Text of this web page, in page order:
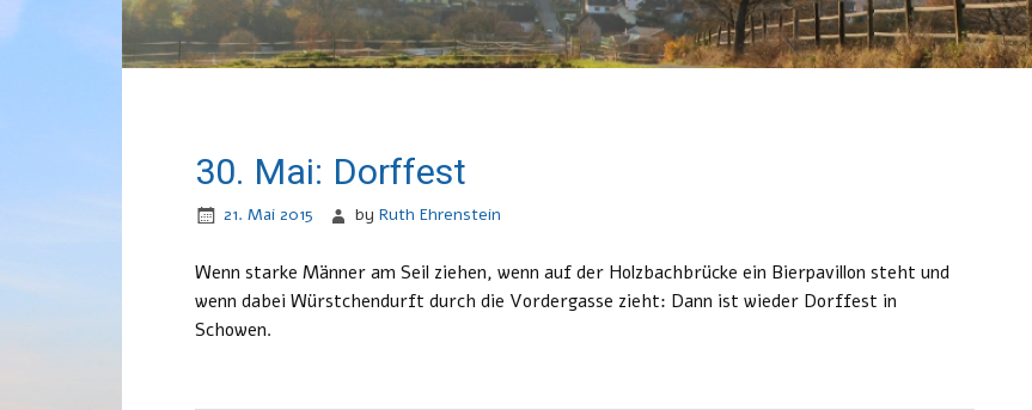
30. Mai: Dorffest
21. Mai 2015 by Ruth Ehrenstein
Wenn starke Männer am Seil ziehen, wenn auf der Holzbachbrücke ein Bierpavillon steht und
wenn dabei Würstchendurft durch die Vordergasse zieht: Dann ist wieder Dorffest in
Schowen.